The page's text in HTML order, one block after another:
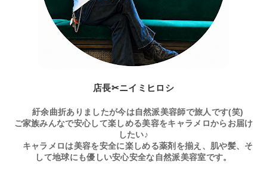
店長✂ニイミヒロシ
紆余曲折ありましたが今は自然派美容師で旅人です(笑)
ご家族みんなで安心して楽しめる美容をキャラメロからお届け
したい♪
キャラメロは美容を安全に楽しめる薬剤を揃え、肌や髪、そ
して地球にも優しい安心安全な自然派美容室です。